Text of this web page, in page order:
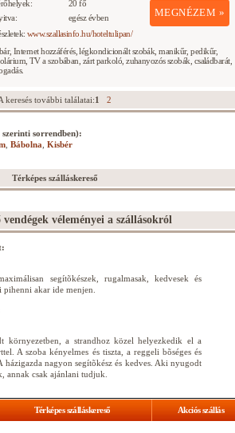
MEGNÉZEM »
20 fő
egész évben
www.szallasinfo.hu/hoteltulipan/
Internet hozzáférés, légkondicionált szobák, manikűr, pedikűr,
TV a szobában, zárt parkoló, zuhanyozós szobák, családbarát,
keresés további találatai:1 2
szerinti sorrendben):
Bábolna Kisbér
Térképes szálláskereső
vendégek véleményei a szállásokról
segítõkészek, rugalmasak, kedvesek és
akar ide menjen.
környezetben, a strandhoz közel helyezkedik el a
A szoba kényelmes és tiszta, a reggeli bõséges és
házigazda nagyon segítõkész és kedves. Aki nyugodt
annak csak ajánlani tudjuk.
Térképes szálláskereső Akciós szállás